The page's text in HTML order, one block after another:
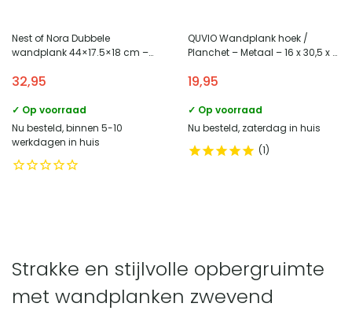
Nest of Nora Dubbele
wandplank 44×17.5×18 cm –
32,95
✓ Op voorraad
Nu besteld, binnen 5-10
werkdagen in huis
QUVIO Wandplank hoek /
Planchet – Metaal – 16 x 30,5 x 4
19,95
✓ Op voorraad
Nu besteld, zaterdag in huis
1
Strakke en stijlvolle opbergruimte
met wandplanken zwevend